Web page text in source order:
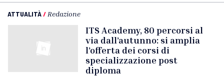
ATTUALITÀ/ Redazione
ITS Academy, 80 percorsi al
via dall’autunno: si amplia
l’offerta dei corsi di
specializzazione post
diploma